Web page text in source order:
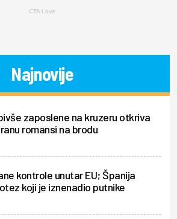
CTA Love
Najnovije
zaposlene na kruzeru otkriva
romansi na brodu
kontrole unutar EU; Španija
koji je iznenadio putnike